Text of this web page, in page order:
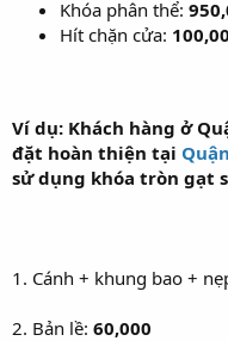
Khóa phân thể:
Hít chặn cửa:
Ví dụ: Khách hàng ở
đặt hoàn thiện tại
sử dụng khóa tròn gạt
1. Cánh + khung bao +
2. Bản lề: 60,000